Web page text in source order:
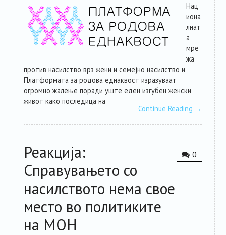
КОНТАКТ
Нац
иона
лнат
а
мре
жа
против насилство врз жени и семејно насилство и
Платформата за родова еднаквост изразуваат
огромно жалење поради уште еден изгубен женски
живот како последица на
Continue Reading →
0
Реакција:
Справувањето со
насилството нема свое
место во политиките
на МОН